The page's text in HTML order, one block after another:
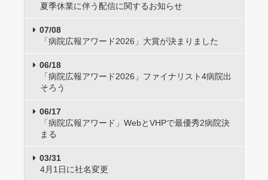
夏季休業に伴う配信に関するお知らせ
07/08
「病院広報アワード2026」大賞が決まりました
06/18
「病院広報アワード2026」ファイナリスト4病院出
そろう
06/17
「病院広報アワード」WebとVHPで最優秀2病院決
まる
03/31
4月1日に社名変更